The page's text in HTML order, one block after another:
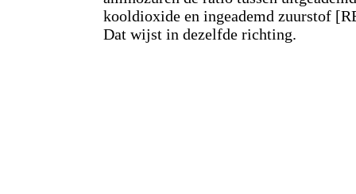
kooldioxide en ingeademd zuurstof
Dat wijst in dezelfde richting.